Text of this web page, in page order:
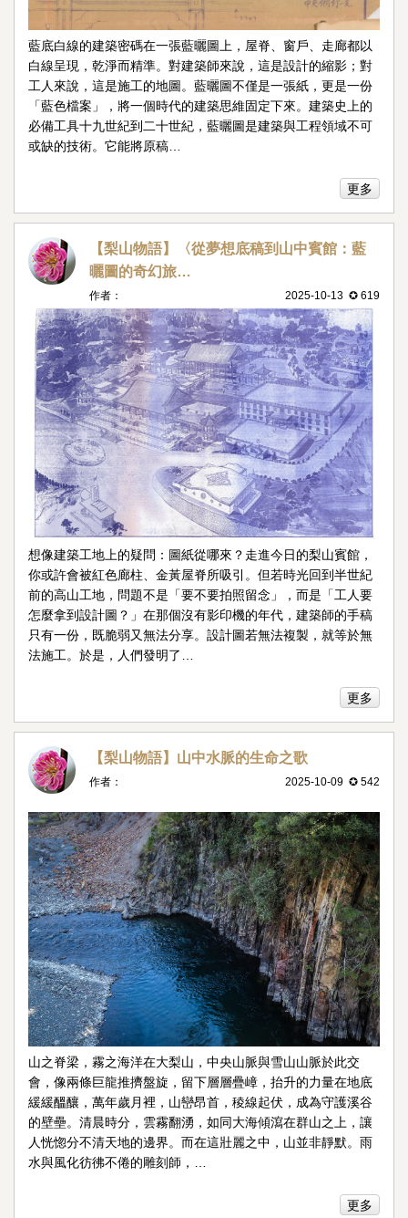
藍底白線的建築密碼在一張藍曬圖上，屋脊、窗戶、走廊都以
白線呈現，乾淨而精準。對建築師來說，這是設計的縮影；對
工人來說，這是施工的地圖。藍曬圖不僅是一張紙，更是一份
「藍色檔案」，將一個時代的建築思維固定下來。建築史上的
必備工具十九世紀到二十世紀，藍曬圖是建築與工程領域不可
或缺的技術。它能將原稿…
更多
【梨山物語】〈從夢想底稿到山中賓館：藍
曬圖的奇幻旅…
2025-10-13 ✪ 619
作者：
想像建築工地上的疑問：圖紙從哪來？走進今日的梨山賓館，
你或許會被紅色廊柱、金黃屋脊所吸引。但若時光回到半世紀
前的高山工地，問題不是「要不要拍照留念」，而是「工人要
怎麼拿到設計圖？」在那個沒有影印機的年代，建築師的手稿
只有一份，既脆弱又無法分享。設計圖若無法複製，就等於無
法施工。於是，人們發明了…
更多
【梨山物語】山中水脈的生命之歌
2025-10-09 ✪ 542
作者：
山之脊梁，霧之海洋在大梨山，中央山脈與雪山山脈於此交
會，像兩條巨龍推擠盤旋，留下層層疊嶂，抬升的力量在地底
緩緩醞釀，萬年歲月裡，山巒昂首，稜線起伏，成為守護溪谷
的壁壘。清晨時分，雲霧翻湧，如同大海傾瀉在群山之上，讓
人恍惚分不清天地的邊界。而在這壯麗之中，山並非靜默。雨
水與風化彷彿不倦的雕刻師，…
更多